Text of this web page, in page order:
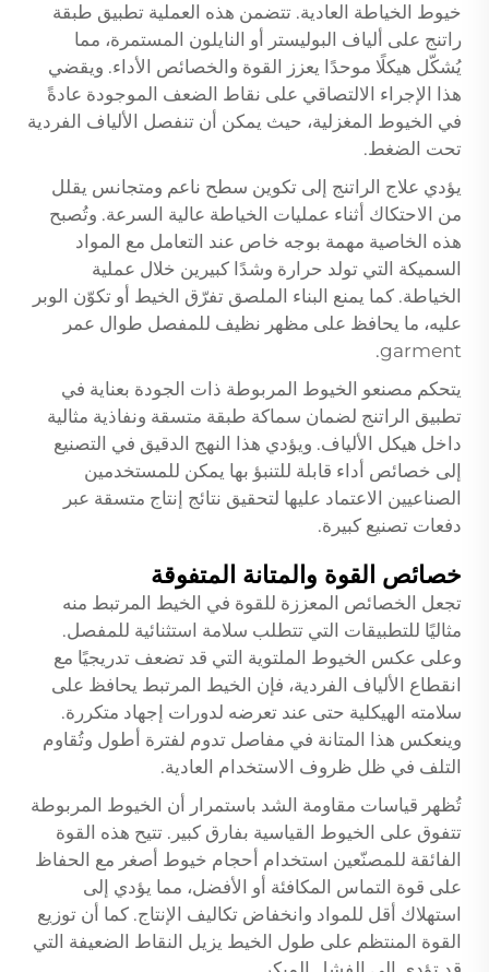
خيوط الخياطة العادية. تتضمن هذه العملية تطبيق طبقة
راتنج على ألياف البوليستر أو النايلون المستمرة، مما
يُشكّل هيكلًا موحدًا يعزز القوة والخصائص الأداء. ويقضي
هذا الإجراء الالتصاقي على نقاط الضعف الموجودة عادةً
في الخيوط المغزلية، حيث يمكن أن تنفصل الألياف الفردية
تحت الضغط.
يؤدي علاج الراتنج إلى تكوين سطح ناعم ومتجانس يقلل
من الاحتكاك أثناء عمليات الخياطة عالية السرعة. وتُصبح
هذه الخاصية مهمة بوجه خاص عند التعامل مع المواد
السميكة التي تولد حرارة وشدًا كبيرين خلال عملية
الخياطة. كما يمنع البناء الملصق تفرّق الخيط أو تكوّن الوبر
عليه، ما يحافظ على مظهر نظيف للمفصل طوال عمر
garment.
يتحكم مصنعو الخيوط المربوطة ذات الجودة بعناية في
تطبيق الراتنج لضمان سماكة طبقة متسقة ونفاذية مثالية
داخل هيكل الألياف. ويؤدي هذا النهج الدقيق في التصنيع
إلى خصائص أداء قابلة للتنبؤ بها يمكن للمستخدمين
الصناعيين الاعتماد عليها لتحقيق نتائج إنتاج متسقة عبر
دفعات تصنيع كبيرة.
خصائص القوة والمتانة المتفوقة
تجعل الخصائص المعززة للقوة في الخيط المرتبط منه
مثاليًا للتطبيقات التي تتطلب سلامة استثنائية للمفصل.
وعلى عكس الخيوط الملتوية التي قد تضعف تدريجيًا مع
انقطاع الألياف الفردية، فإن الخيط المرتبط يحافظ على
سلامته الهيكلية حتى عند تعرضه لدورات إجهاد متكررة.
وينعكس هذا المتانة في مفاصل تدوم لفترة أطول وتُقاوم
التلف في ظل ظروف الاستخدام العادية.
تُظهر قياسات مقاومة الشد باستمرار أن الخيوط المربوطة
تتفوق على الخيوط القياسية بفارق كبير. تتيح هذه القوة
الفائقة للمصنّعين استخدام أحجام خيوط أصغر مع الحفاظ
على قوة التماس المكافئة أو الأفضل، مما يؤدي إلى
استهلاك أقل للمواد وانخفاض تكاليف الإنتاج. كما أن توزيع
القوة المنتظم على طول الخيط يزيل النقاط الضعيفة التي